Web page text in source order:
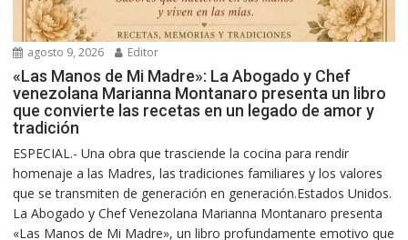
agosto 9, 2026 Editor
«Las Manos de Mi Madre»: La Abogado y Chef
venezolana Marianna Montanaro presenta un libro
que convierte las recetas en un legado de amor y
tradición
ESPECIAL.- Una obra que trasciende la cocina para rendir
homenaje a las Madres, las tradiciones familiares y los valores
que se transmiten de generación en generación.Estados Unidos.
La Abogado y Chef Venezolana Marianna Montanaro presenta
«Las Manos de Mi Madre», un libro profundamente emotivo que